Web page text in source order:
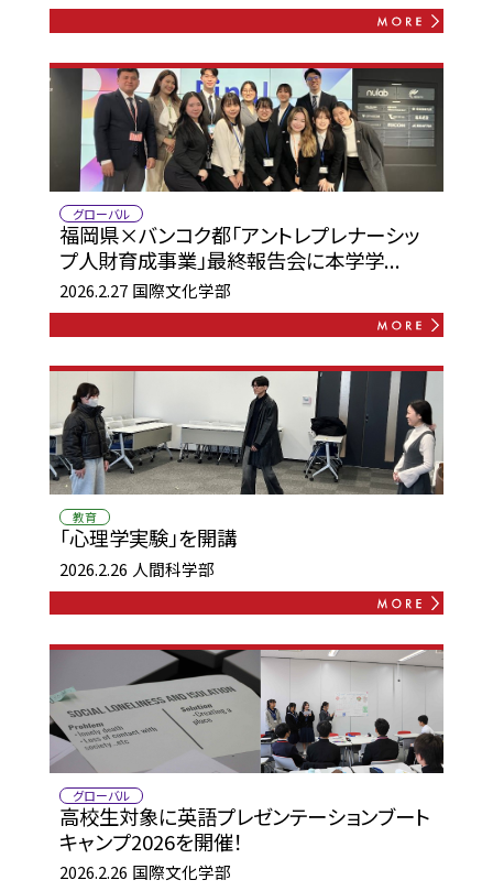
グローバル
福岡県×バンコク都「アントレプレナーシッ
プ人財育成事業」最終報告会に本学学...
2026.2.27 国際文化学部
教育
「心理学実験」を開講
2026.2.26 人間科学部
グローバル
高校生対象に英語プレゼンテーションブート
キャンプ2026を開催！
2026.2.26 国際文化学部